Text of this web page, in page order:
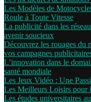
Les Modèles de
Roule à Toute Vitesse
La publicité dans les
avenir soucieux
Découvrez les rouages du
vos campagnes
L’innovation dans le
santé mondiale
Les Jeux Vidéo : Une
Les Meilleurs Loisirs pour
Les études universitaires